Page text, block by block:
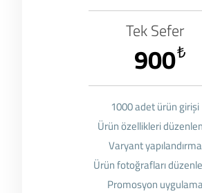
Tek Sefer
₺
900
1000 adet ürün girişi
Ürün özellikleri
Varyant yapılandırma
Ürün fotoğrafları
Promosyon